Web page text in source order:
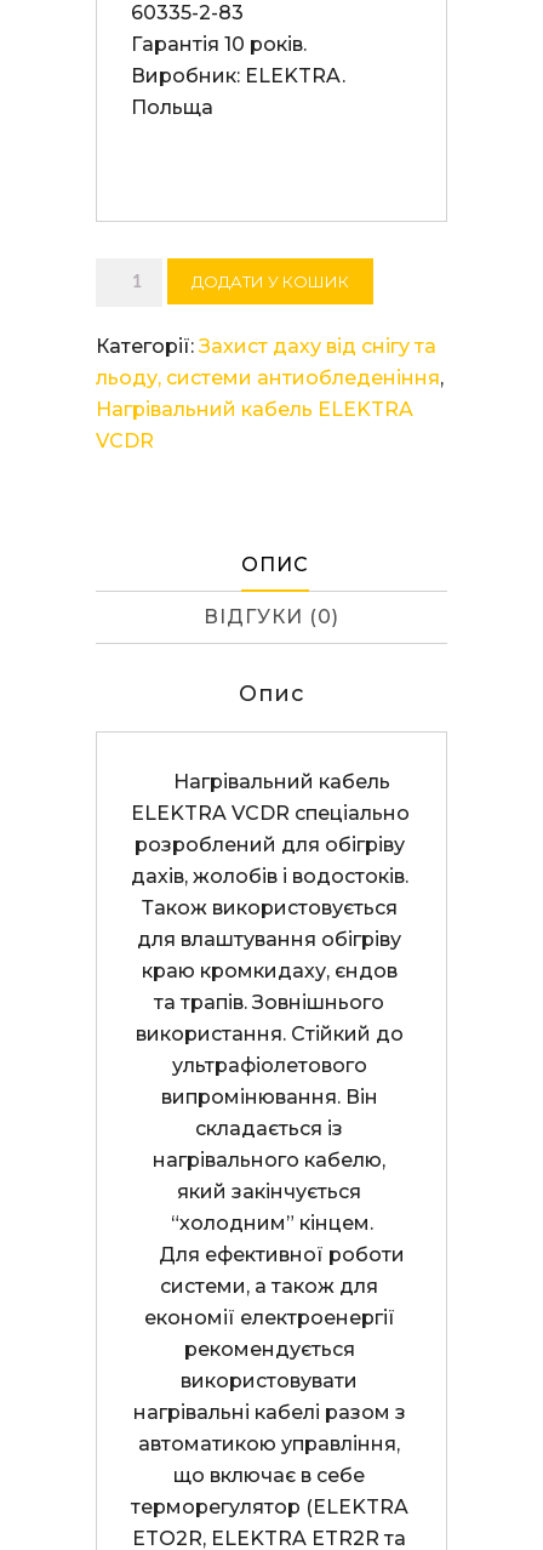
60335-2-83
Гарантія 10 років.
Виробник: ELEKTRA.
Польща
Нагрівальний
кабель
ELEKTRA
VCDR
20/520
кількість
ДОДАТИ У КОШИК
Категорії:Захист даху від снігу та
льоду, системи антиобледеніння,
Нагрівальний кабель ELEKTRA
VCDR
ОПИС
ВІДГУКИ (0)
Опис
ELEKTRA VCDR спеціально
розроблений для обігріву
дахів, жолобів і водостоків.
Також використовується
для влаштування обігріву
краю кромкидаху, єндов
та трапів. Зовнішнього
використання. Стійкий до
ультрафіолетового
випромінювання. Він
складається із
нагрівального кабелю,
який закінчується
“холодним” кінцем.
системи, а також для
економії електроенергії
рекомендується
використовувати
нагрівальні кабелі разом з
автоматикою управління,
що включає в себе
терморегулятор (ELEKTRA
ETO2R, ELEKTRA ETR2R та